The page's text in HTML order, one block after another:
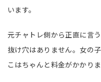
います。
元チャトレ側から正直に言
抜け穴はありません。女の
こはちゃんと料金がかかりま